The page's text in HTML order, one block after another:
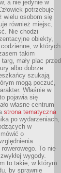
a nie jedynie w
potrzebuje
wielu osobom się
również miejsc,
Nie chodzi
obiekty,
w których
takim
mały plac przed
albo dobrze
szukają
mogą poczuć,
Właśnie w
pojawia się
własne centrum
strona tematyczna
po wydarzeniach,
w
o
To nie
wygody.
to takie, w którym
by sprawnie